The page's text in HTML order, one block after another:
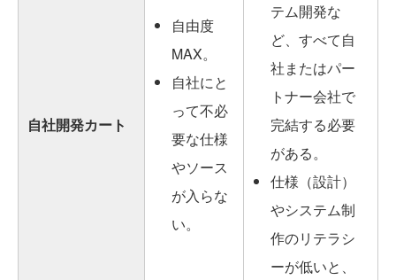
自社開発カート
自由度
MAX。
自社にと
って不必
要な仕様
やソース
が入らな
い。
テム開発な
ど、すべて自
社またはパー
トナー会社で
完結する必要
がある。
仕様（設計）
やシステム制
作のリテラシ
ーが低いと、